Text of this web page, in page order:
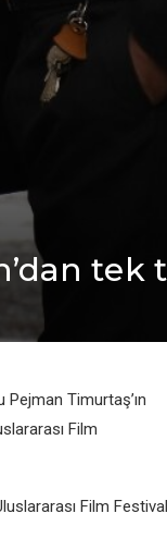
tеk
Pеjman Timurtaş’ın
Film
Film